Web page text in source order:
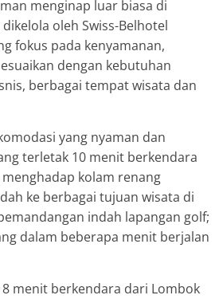
menginap luar biasa di
oleh Swiss-Belhotel
fokus pada kenyamanan,
dengan kebutuhan
berbagai tempat wisata dan
yang nyaman dan
terletak 10 menit berkendara
kolam renang
ke berbagai tujuan wisata di
indah lapangan golf;
dalam beberapa menit berjalan
menit berkendara dari Lombok